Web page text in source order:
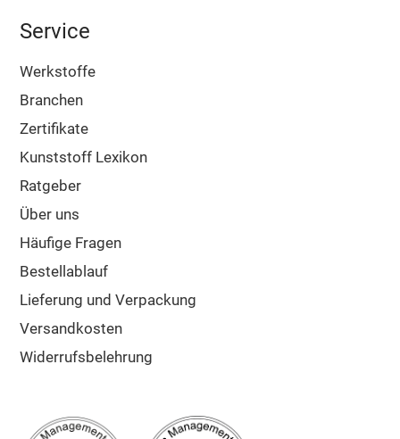
Service
Werkstoffe
Branchen
Zertifikate
Kunststoff Lexikon
Ratgeber
Über uns
Häufige Fragen
Bestellablauf
Lieferung und Verpackung
Versandkosten
Widerrufsbelehrung